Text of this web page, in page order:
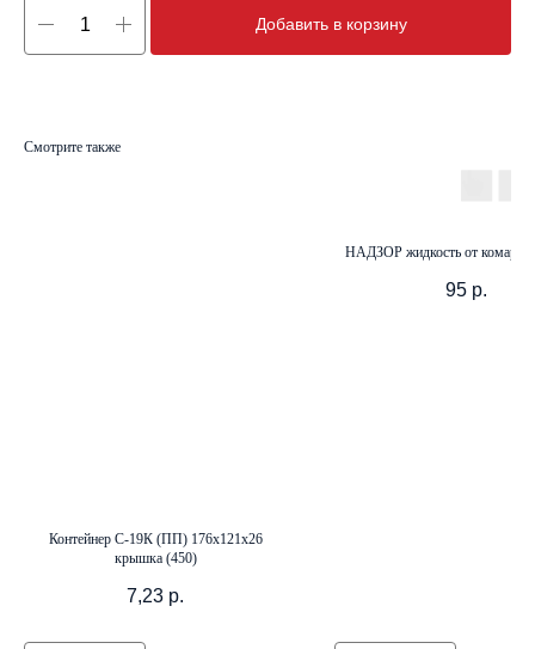
Добавить в корзину
Смотрите также
Контейнер С-19К (ПП) 176х121х26
крышка (450)
7,23 р.
НАДЗОР жидкость от комаров
95 р.
Партнерам